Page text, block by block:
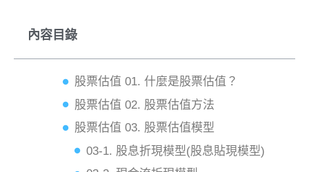
內容目錄
股票估值 01. 什麼是股票估值？
股票估值 02. 股票估值方法
股票估值 03. 股票估值模型
03-1. 股息折現模型(股息貼現模型)